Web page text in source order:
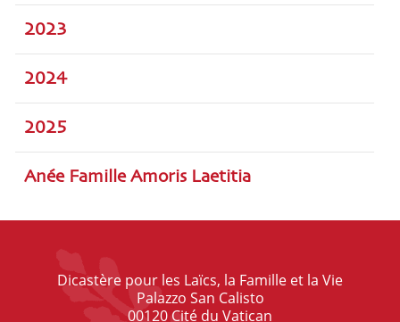
2023
2024
2025
Anée Famille Amoris Laetitia
Dicastère pour les Laïcs, la Famille et la Vie
Palazzo San Calisto
00120 Cité du Vatican